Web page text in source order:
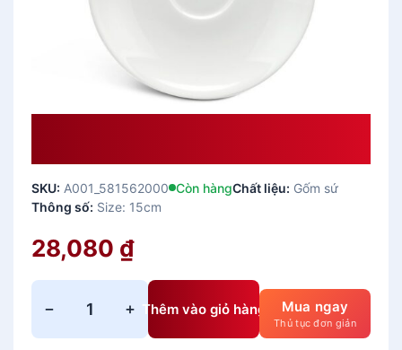
SKU: A001_581562000 Còn hàngChất liệu: Gốm sứ
Thông số: Size: 15cm
28,080 ₫
−
ĩ
+ Thêm vào giỏ hàng Mua ngay
Thủ tục đơn giản